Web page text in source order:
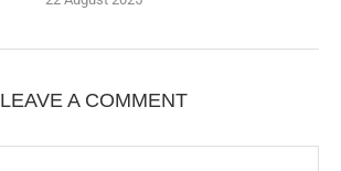
LEAVE A COMMENT